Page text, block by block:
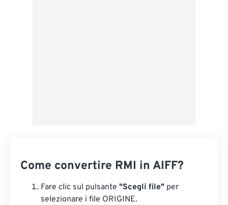
Come convertire RMI in AIFF?
Fare clic sul pulsante "Scegli file" per
selezionare i file ORIGINE.